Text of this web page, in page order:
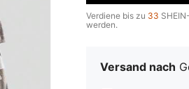
Verdiene bis zu 33
werden.
Versand nach